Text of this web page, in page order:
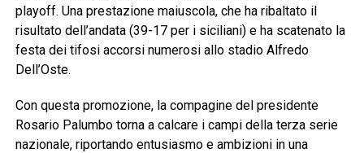
playoff. Una prestazione maiuscola, che ha ribaltato il
risultato dell’andata (39-17 per i siciliani) e ha scatenato la
festa dei tifosi accorsi numerosi allo stadio Alfredo
Dell’Oste.
Con questa promozione, la compagine del presidente
Rosario Palumbo torna a calcare i campi della terza serie
nazionale, riportando entusiasmo e ambizioni in una